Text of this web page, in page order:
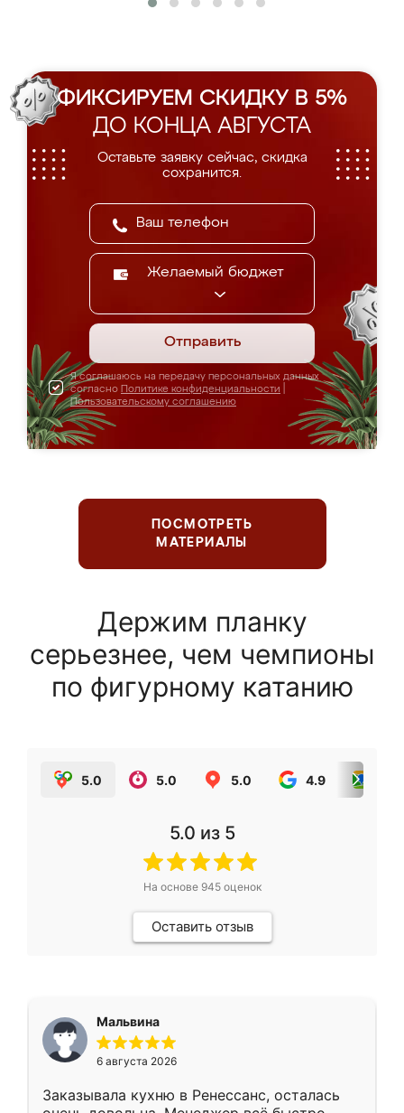
ФИКСИРУЕМ СКИДКУ В 5%
ДО КОНЦА АВГУСТА
Оставьте заявку сейчас, скидка
сохранится.
Желаемый бюджет
Отправить
Я соглашаюсь на передачу персональных данных
согласно Политике конфиденциальности
Пользовательскому соглашению
ПОСМОТРЕТЬ
МАТЕРИАЛЫ
Держим планку
серьезнее, чем чемпионы
по фигурному катанию
5.0 5.0 5.0 4.9
5.0 из 5
На основе 945оценок
Оставить отзыв
Мальвина
6 августа 2026
Заказывала кухню в Ренессанс, осталась